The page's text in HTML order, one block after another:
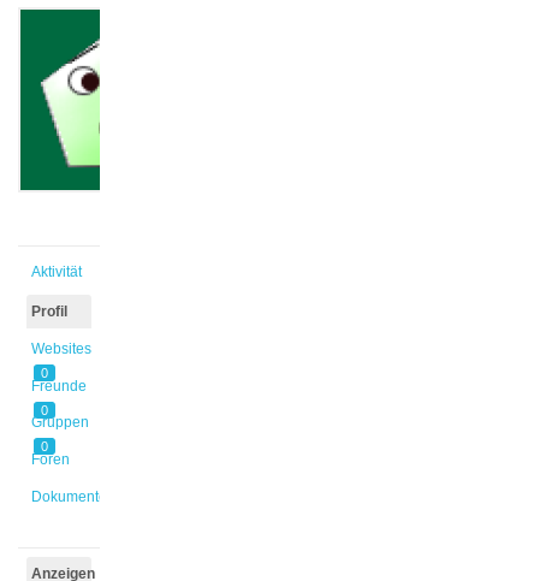
Aktivität
Profil
Websites
0
Freunde
0
Gruppen
0
Foren
Dokumente
Anzeigen